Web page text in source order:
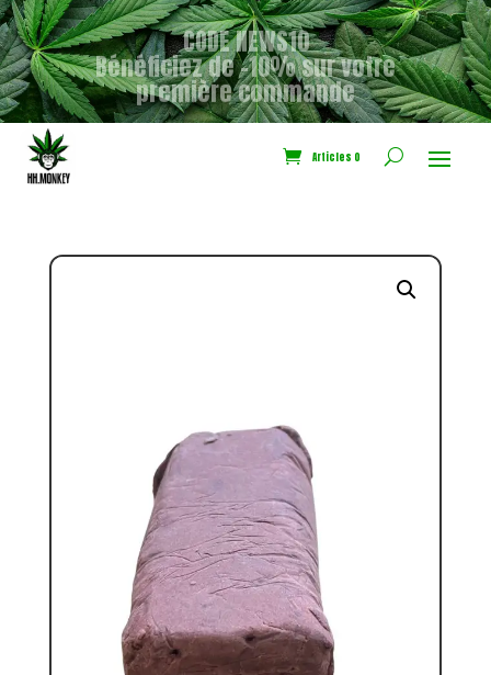
CODE NEWS10
Bénéficiez de -10% sur votre
première commande
Articles 0